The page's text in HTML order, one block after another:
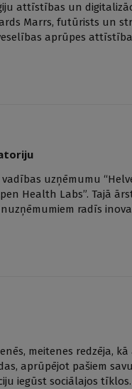
attīstības un
Marrs, futūrists un
aprūpes attīstībai
uzņēmumu
Health Labs”. Tajā
radīs
meitenes redzēja,
aprūpējot pašiem
iegūst sociālajos